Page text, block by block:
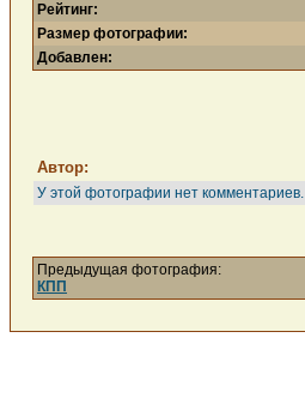
Рейтинг:
Размер фотографии:
Добавлен:
Автор:
У этой фотографии нет комментариев.
Предыдущая фотография:
КПП